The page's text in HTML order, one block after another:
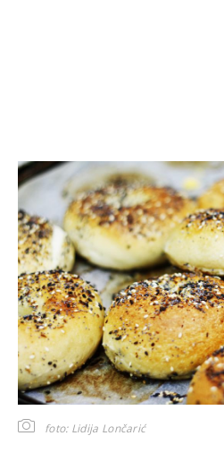
foto: Lidija Lončarić